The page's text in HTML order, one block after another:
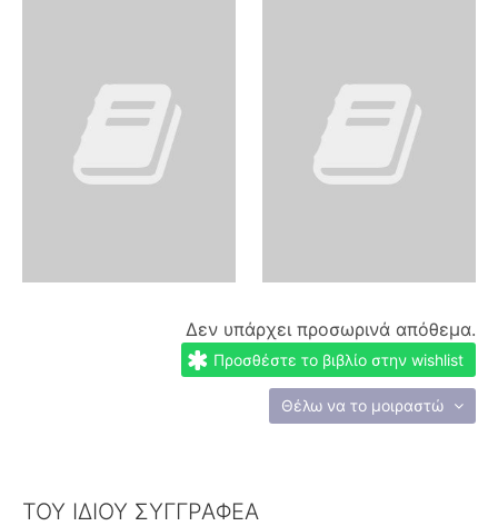
Δεν υπάρχει προσωρινά απόθεμα.
Προσθέστε το βιβλίο στην wishlist
Θέλω να το μοιραστώ
ΤΟΥ ΙΔΙΟΥ ΣΥΓΓΡΑΦΕΑ